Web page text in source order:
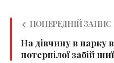
ПОПЕРЕДНІЙ ЗАПИС
На дівчину в парку
потерпілої забій шиї